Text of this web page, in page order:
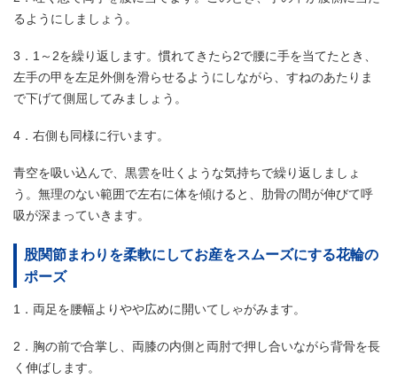
るようにしましょう。
3．1～2を繰り返します。慣れてきたら2で腰に手を当てたとき、
左手の甲を左足外側を滑らせるようにしながら、すねのあたりま
で下げて側屈してみましょう。
4．右側も同様に行います。
青空を吸い込んで、黒雲を吐くような気持ちで繰り返しましょ
う。無理のない範囲で左右に体を傾けると、肋骨の間が伸びて呼
吸が深まっていきます。
股関節まわりを柔軟にしてお産をスムーズにする花輪の
ポーズ
1．両足を腰幅よりやや広めに開いてしゃがみます。
2．胸の前で合掌し、両膝の内側と両肘で押し合いながら背骨を長
く伸ばします。